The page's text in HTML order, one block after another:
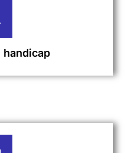
handicap